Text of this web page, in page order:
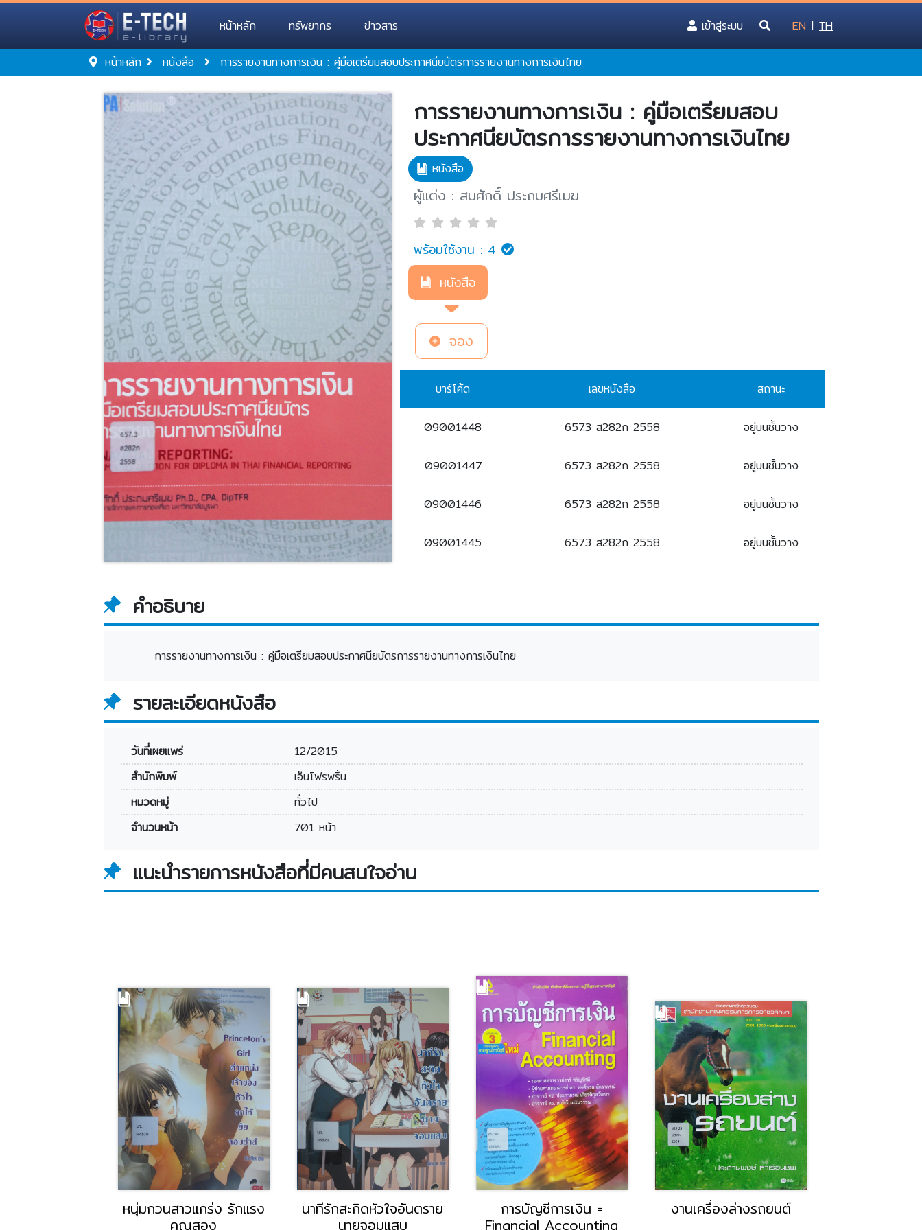
หน้าหลัก ทรัพยากร ข่าวสาร เข้าสู่ระบบ(current) EN | TH
หน้าหลัก หนังสือ การรายงานทางการเงิน : คู่มือเตรียมสอบประกาศนียบัตรการรายงานทางการเงินไทย
การรายงานทางการเงิน : คู่มือเตรียมสอบ
ประกาศนียบัตรการรายงานทางการเงินไทย
หนังสือ
ผู้แต่ง : สมศักดิ์ ประถมศรีเมฆ
พร้อมใช้งาน : 4
หนังสือ
จอง
บาร์โค้ด เลขหนังสือ สถานะ
09001448 657.3 ส282ก 2558 อยู่บนชั้นวาง
09001447 657.3 ส282ก 2558 อยู่บนชั้นวาง
09001446 657.3 ส282ก 2558 อยู่บนชั้นวาง
09001445 657.3 ส282ก 2558 อยู่บนชั้นวาง
คำอธิบาย
การรายงานทางการเงิน : คู่มือเตรียมสอบประกาศนียบัตรการรายงานทางการเงินไทย
รายละเอียดหนังสือ
วันที่เผยแพร่
12/2015
สำนักพิมพ์
เอ็นโฟรพริ้น
หมวดหมู่
ทั่วไป
จำนวนหน้า
701 หน้า
แนะนำรายการหนังสือที่มีคนสนใจอ่าน
งานเครื่องล่างรถยนต์ สี่แผ่นดิน เล่ม 2 เชื้อเพลิงและสารหล่อลื่น เป็นหนังสือที่มีเนื้อหา
ครอบคลุมระบบต่างๆ ของ
ระบบเครื่องล่างรถยนต์